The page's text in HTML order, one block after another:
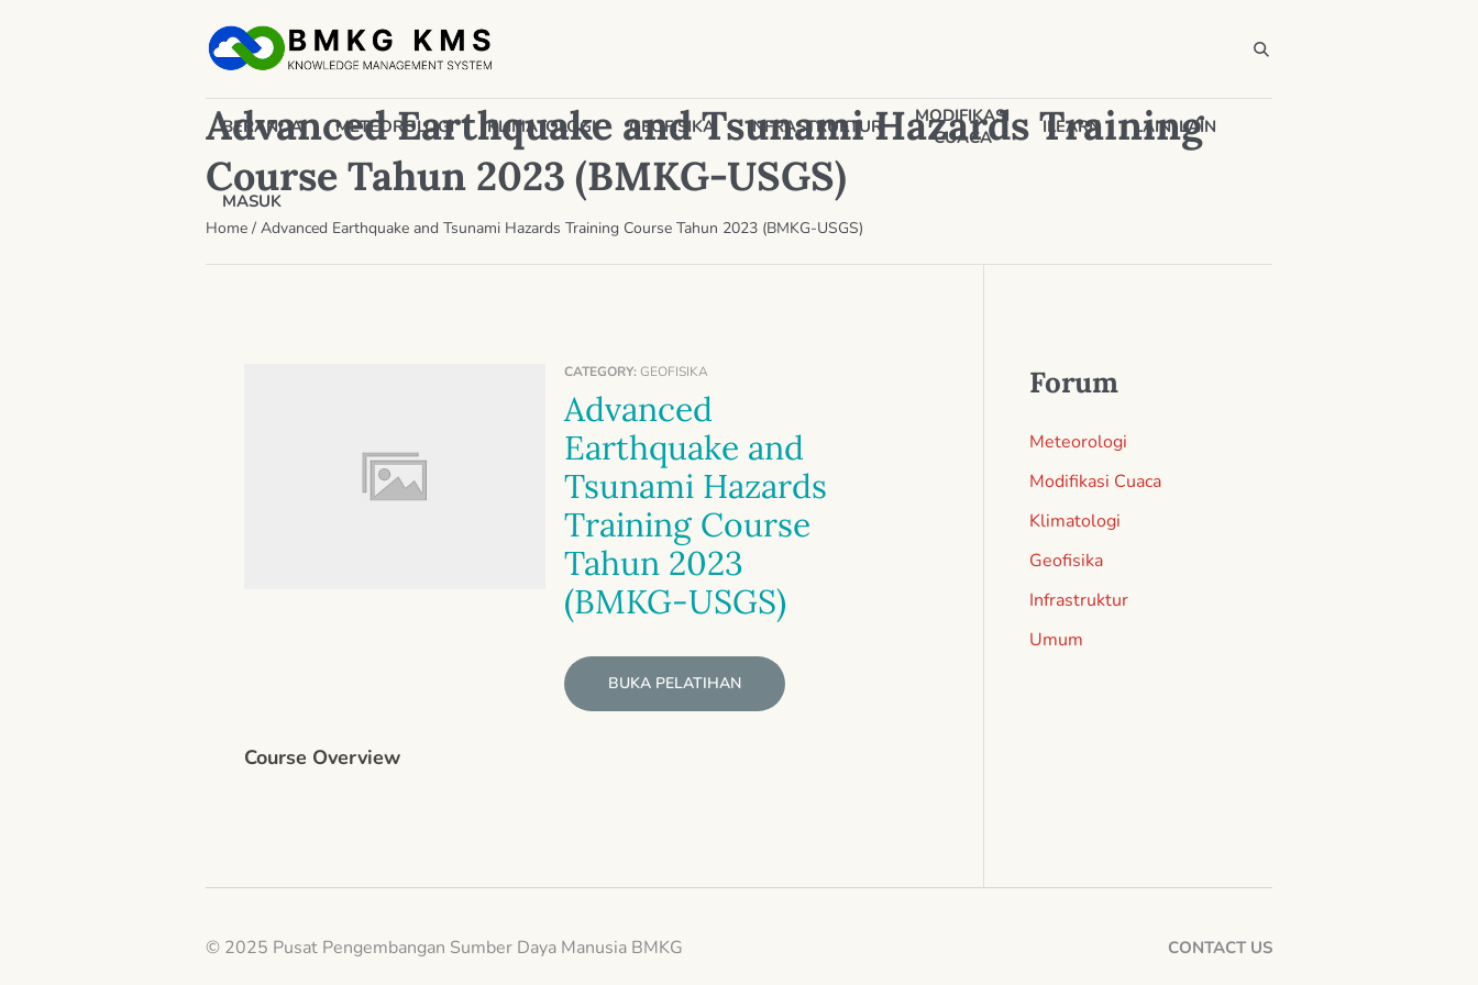
BERANDA METEOROLOGI KLIMATOLOGI GEOFISIKA INFRASTRUKTUR
MODIFIKASI
CUACA
ILEARN LAIN-LAIN
MASUK
Advanced Earthquake and Tsunami Hazards Training
Course Tahun 2023 (BMKG-USGS)
Home / Advanced Earthquake and Tsunami Hazards Training Course Tahun 2023 (BMKG-USGS)
CATEGORY: GEOFISIKA
Advanced
Earthquake and
Tsunami Hazards
Training Course
Tahun 2023
(BMKG-USGS)
BUKA PELATIHAN
Course Overview
Forum
Meteorologi
Modifikasi Cuaca
Klimatologi
Geofisika
Infrastruktur
Umum
CONTACT US
© 2025 Pusat Pengembangan Sumber Daya Manusia BMKG